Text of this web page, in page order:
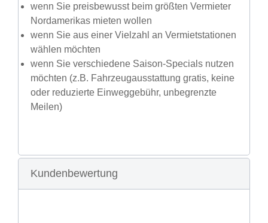
wenn Sie preisbewusst beim größten Vermieter
Nordamerikas mieten wollen
wenn Sie aus einer Vielzahl an Vermietstationen
wählen möchten
wenn Sie verschiedene Saison-Specials nutzen
möchten (z.B. Fahrzeugausstattung gratis, keine
oder reduzierte Einweggebühr, unbegrenzte
Meilen)
Kundenbewertung